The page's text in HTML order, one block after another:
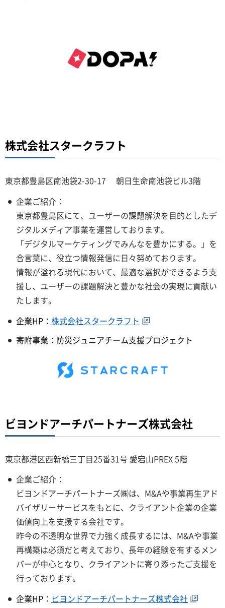
株式会社スタークラフト
東京都豊島区南池袋2-30-17 朝日生命南池袋ビル3階
企業ご紹介：
東京都豊島区にて、ユーザーの課題解決を目的としたデ
ジタルメディア事業を運営しております。
「デジタルマーケティングでみんなを豊かにする。」を
合言葉に、役立つ情報発信に日々努めております。
情報が溢れる現代において、最適な選択ができるよう支
援し、ユーザーの課題解決と豊かな社会の実現に貢献い
たします。
企業HP： 株式会社スタークラフト
寄附事業：防災ジュニアチーム支援プロジェクト
ビヨンドアーチパートナーズ株式会社
東京都港区西新橋三丁目25番31号 愛宕山PREX 5階
企業ご紹介：
ビヨンドアーチパートナーズ㈱は、M&Aや事業再生アド
バイザリーサービスをもとに、クライアント企業の企業
価値向上を支援する会社です。
昨今の不透明な世界で力強く成長するには、M&Aや事業
再構築は必須だと考えており、長年の経験を有するメン
バーが中心となり、クライアントに寄り添ったご支援を
行っております。
企業HP： ビヨンドアーチパートナーズ株式会社